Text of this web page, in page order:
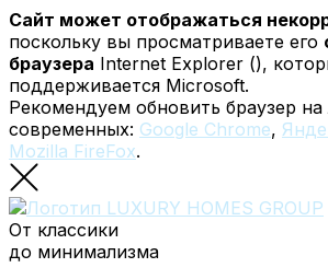
Сайт может отображаться
поскольку вы просматриваете его
браузера Internet Explorer (),
поддерживается Microsoft.
Рекомендуем обновить браузер
современных: Google Chrome,
Mozilla FireFox.
От классики
до минимализма